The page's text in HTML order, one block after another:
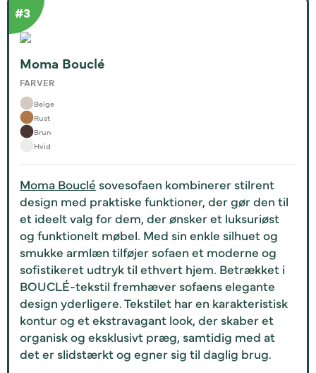
Moma Bouclé
FARVER
Beige
Rust
Brun
Hvid
Moma Bouclé sovesofaen kombinerer stilrent
design med praktiske funktioner, der gør den til
et ideelt valg for dem, der ønsker et luksuriøst
og funktionelt møbel. Med sin enkle silhuet og
smukke armlæn tilføjer sofaen et moderne og
sofistikeret udtryk til ethvert hjem. Betrækket i
BOUCLÉ-tekstil fremhæver sofaens elegante
design yderligere. Tekstilet har en karakteristisk
kontur og et ekstravagant look, der skaber et
organisk og eksklusivt præg, samtidig med at
det er slidstærkt og egner sig til daglig brug.